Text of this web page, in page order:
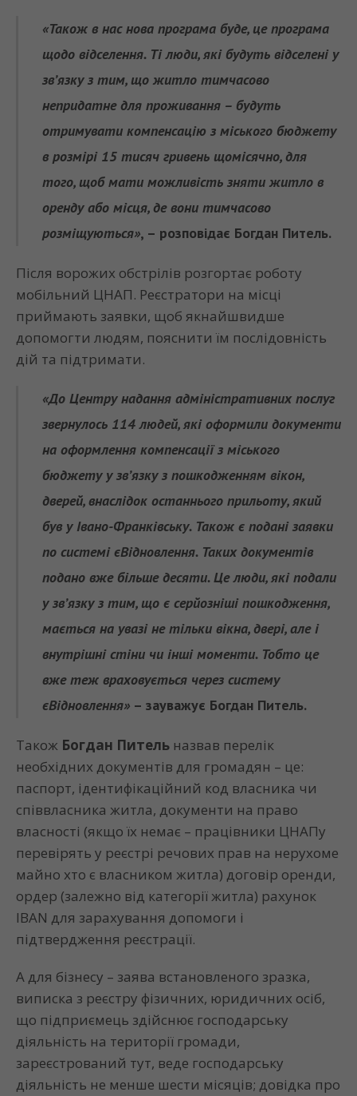
«Також в нас нова програма буде, це програма
щодо відселення. Ті люди, які будуть відселені у
зв’язку з тим, що житло тимчасово
непридатне для проживання – будуть
отримувати компенсацію з міського бюджету
в розмірі 15 тисяч гривень щомісячно, для
того, щоб мати можливість зняти житло в
оренду або місця, де вони тимчасово
розміщуються», – розповідає Богдан Питель.
Після ворожих обстрілів розгортає роботу
мобільний ЦНАП. Реєстратори на місці
приймають заявки, щоб якнайшвидше
допомогти людям, пояснити їм послідовність
дій та підтримати.
«До Центру надання адміністративних послуг
звернулось 114 людей, які оформили документи
на оформлення компенсації з міського
бюджету у зв’язку з пошкодженням вікон,
дверей, внаслідок останнього прильоту, який
був у Івано-Франківську. Також є подані заявки
по системі єВідновлення. Таких документів
подано вже більше десяти. Це люди, які подали
у зв’язку з тим, що є серйозніші пошкодження,
мається на увазі не тільки вікна, двері, але і
внутрішні стіни чи інші моменти. Тобто це
вже теж враховується через систему
єВідновлення» – зауважує Богдан Питель.
Також Богдан Питель назвав перелік
необхідних документів для громадян – це:
паспорт, ідентифікаційний код власника чи
співвласника житла, документи на право
власності (якщо їх немає – працівники ЦНАПу
перевірять у реєстрі речових прав на нерухоме
майно хто є власником житла) договір оренди,
ордер (залежно від категорії житла) рахунок
IBAN для зарахування допомоги і
підтвердження реєстрації.
А для бізнесу – заява встановленого зразка,
виписка з реєстру фізичних, юридичних осіб,
що підприємець здійснює господарську
діяльність на території громади,
зареєстрований тут, веде господарську
діяльність не менше шести місяців; довідка про